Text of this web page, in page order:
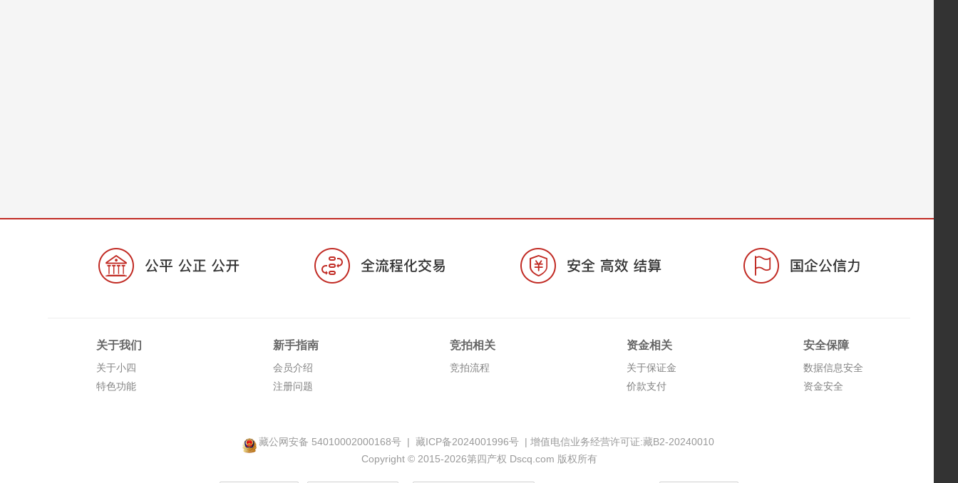
关于我们
关于小四
特色功能
新手指南
会员介绍
注册问题
竞拍相关
竞拍流程
资金相关
关于保证金
价款支付
安全保障
数据信息安全
资金安全
藏公网安备 54010002000168号 | 藏ICP备2024001996号 | 增值电信业务经营许可证:藏B2-20240010
Copyright © 2015-2026第四产权 Dscq.com 版权所有